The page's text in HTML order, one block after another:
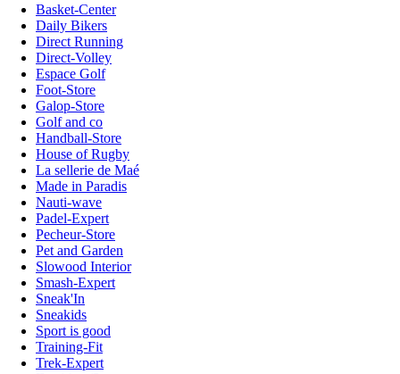
Basket-Center
Daily Bikers
Direct Running
Direct-Volley
Espace Golf
Foot-Store
Galop-Store
Golf and co
Handball-Store
House of Rugby
La sellerie de Maé
Made in Paradis
Nauti-wave
Padel-Expert
Pecheur-Store
Pet and Garden
Slowood Interior
Smash-Expert
Sneak'In
Sneakids
Sport is good
Training-Fit
Trek-Expert